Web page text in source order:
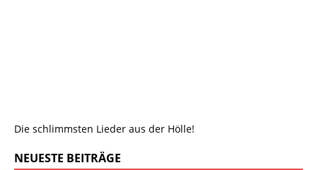
Die schlimmsten Lieder aus der Hölle!
NEUESTE BEITRÄGE